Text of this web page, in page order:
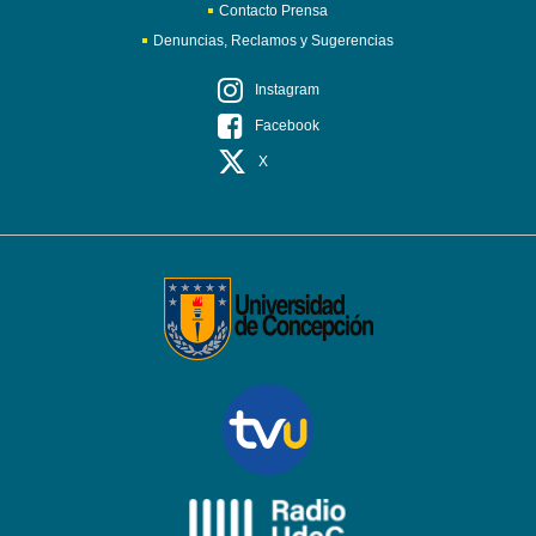
Contacto Prensa
Denuncias, Reclamos y Sugerencias
Instagram
Facebook
X